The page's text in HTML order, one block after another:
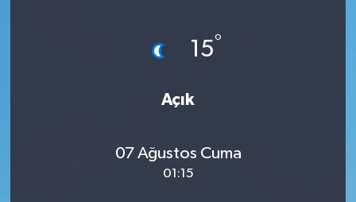
15°
Açık
07 Ağustos Cuma
01:15